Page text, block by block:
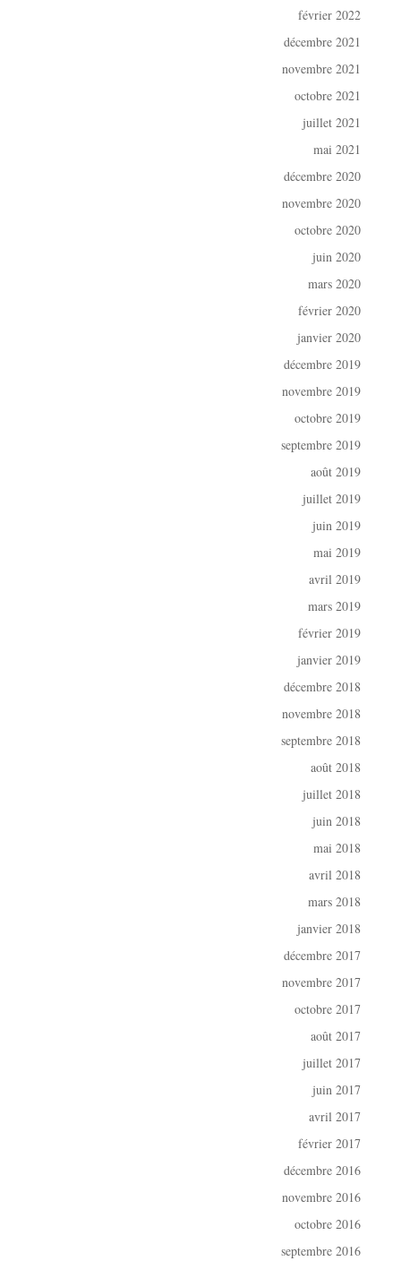
février 2022
décembre 2021
novembre 2021
octobre 2021
juillet 2021
mai 2021
décembre 2020
novembre 2020
octobre 2020
juin 2020
mars 2020
février 2020
janvier 2020
décembre 2019
novembre 2019
octobre 2019
septembre 2019
août 2019
juillet 2019
juin 2019
mai 2019
avril 2019
mars 2019
février 2019
janvier 2019
décembre 2018
novembre 2018
septembre 2018
août 2018
juillet 2018
juin 2018
mai 2018
avril 2018
mars 2018
janvier 2018
décembre 2017
novembre 2017
octobre 2017
août 2017
juillet 2017
juin 2017
avril 2017
février 2017
décembre 2016
novembre 2016
octobre 2016
septembre 2016